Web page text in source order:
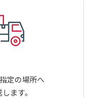
定の場所へ
ます。